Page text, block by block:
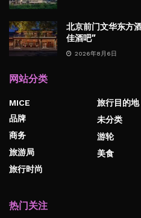
北京前门文华东方
佳酒吧”
2026年8月6日
网站分类
MICE
品牌
商务
旅游局
旅行时尚
旅行目的地
未分类
游轮
美食
热门关注